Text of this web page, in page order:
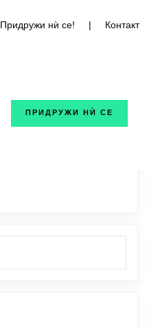
Придружи нѝ се! | Контакт
ПРИДРУЖИ НЍ СЕ